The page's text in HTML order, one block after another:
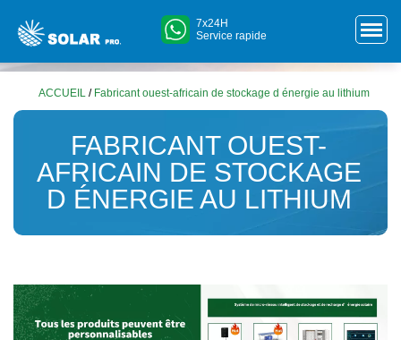
7x24H
Service rapide
ACCUEIL / Fabricant ouest-africain de stockage d énergie au lithium
FABRICANT OUEST-
AFRICAIN DE STOCKAGE
D ÉNERGIE AU LITHIUM